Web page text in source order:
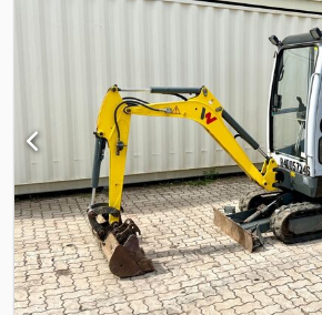
für Anbaugeräte, Helac Powertilt
PTA-050, 1 x 800 mm Tieflöffel, Bei